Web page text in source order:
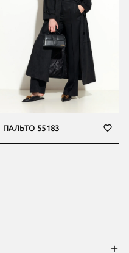
ПАЛЬТО 55183